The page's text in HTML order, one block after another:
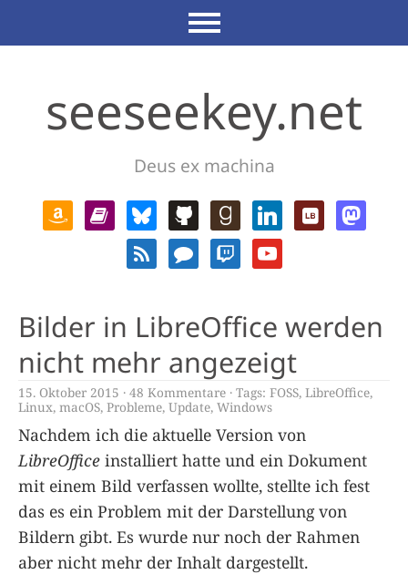
seeseekey.net
Deus ex machina
Bilder in LibreOffice werden
nicht mehr angezeigt
15. Oktober 2015 48 Kommentare Tags: FOSS, LibreOffice,
Linux, macOS, Probleme, Update, Windows
Nachdem ich die aktuelle Version von
LibreOffice installiert hatte und ein Dokument
mit einem Bild verfassen wollte, stellte ich fest
das es ein Problem mit der Darstellung von
Bildern gibt. Es wurde nur noch der Rahmen
aber nicht mehr der Inhalt dargestellt.